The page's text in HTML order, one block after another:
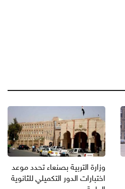
وزارة التربية بصنعاء تحدد موعد
اختبارات الدور التكميلي للثانوية